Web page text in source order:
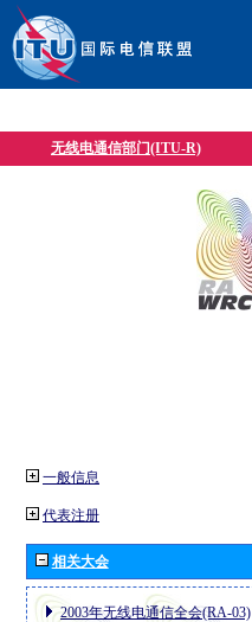
无线电通信部门(ITU-R)
一般信息
代表注册
相关大会
2003年无线电通信全会(RA-03)